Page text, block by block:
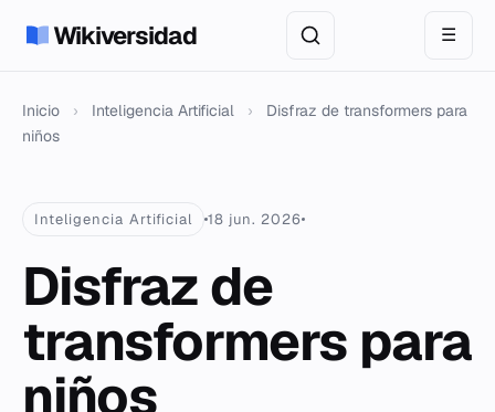
Wikiversidad ☰
Inicio › Inteligencia Artificial ›
Disfraz de transformers para
niños
Inteligencia Artificial 18 jun. 2026
Disfraz de
transformers para
niños